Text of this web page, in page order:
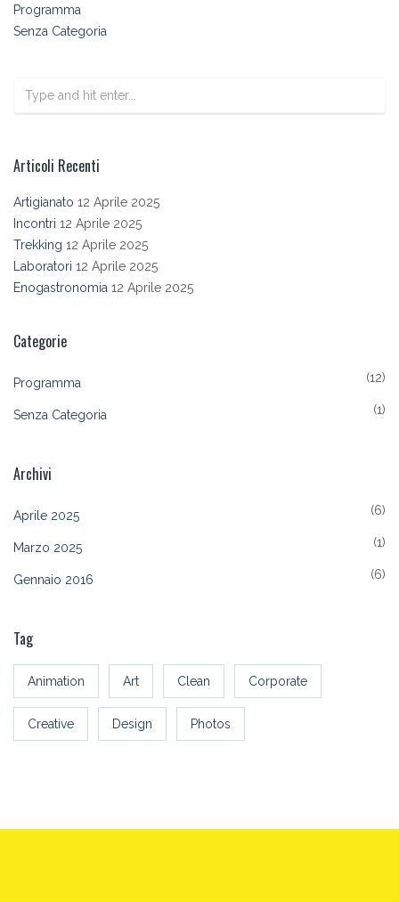
Programma
Senza Categoria
Articoli Recenti
Artigianato 12 Aprile 2025
Incontri 12 Aprile 2025
Trekking 12 Aprile 2025
Laboratori 12 Aprile 2025
Enogastronomia 12 Aprile 2025
Categorie
Programma (12)
Senza Categoria (1)
Archivi
Aprile 2025 (6)
Marzo 2025 (1)
Gennaio 2016 (6)
Tag
Animation Art Clean Corporate
Creative Design Photos